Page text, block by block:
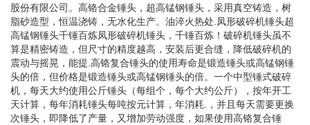
股份有限公司。高铬合金锤头，超高锰钢锤头，采用真空铸造，树
脂砂造型，恒温浇铸，无水化生产。油淬火热处.凤形破碎机锤头超
高锰钢锤头千锤百炼凤形破碎机锤头，千锤百炼！破碎机锤头虽不
算是精密铸造，但尺寸的精度越高，安装后更合缝，降低破碎机的
震动与摇晃，能提.高铬复合锤头的使用寿命是锻造锤头或高锰钢锤
头的倍，但价格是锻造锤头或高锰钢锤头的倍。一个中型锤式破碎
机，每天大约使用公斤锤头（每组个，每个大约公斤），按年开工
天计算，每年消耗锤头每吨按元计算，年消耗.，并且每天需要更换
次锤头，即降低了产量，又增加劳动强度，如果使用高铬复合锤